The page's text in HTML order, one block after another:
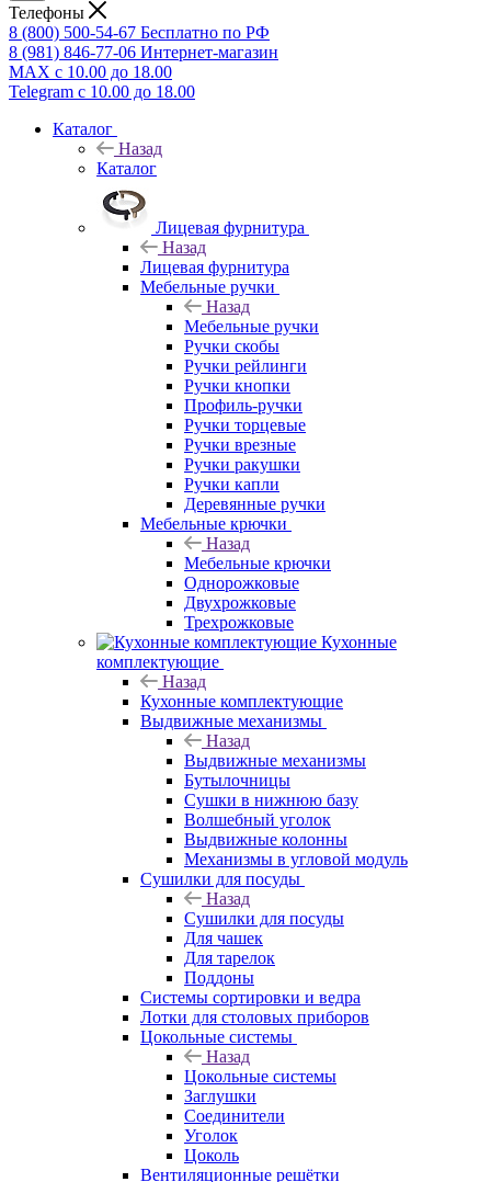
Телефоны
8 (800) 500-54-67 Бесплатно по РФ
8 (981) 846-77-06 Интернет-магазин
MAX с 10.00 до 18.00
Telegram с 10.00 до 18.00
Каталог
Назад
Каталог
Лицевая фурнитура
Назад
Лицевая фурнитура
Мебельные ручки
Назад
Мебельные ручки
Ручки скобы
Ручки рейлинги
Ручки кнопки
Профиль-ручки
Ручки торцевые
Ручки врезные
Ручки ракушки
Ручки капли
Деревянные ручки
Мебельные крючки
Назад
Мебельные крючки
Однорожковые
Двухрожковые
Трехрожковые
Кухонные
комплектующие
Назад
Кухонные комплектующие
Выдвижные механизмы
Назад
Выдвижные механизмы
Бутылочницы
Сушки в нижнюю базу
Волшебный уголок
Выдвижные колонны
Механизмы в угловой модуль
Сушилки для посуды
Назад
Сушилки для посуды
Для чашек
Для тарелок
Поддоны
Системы сортировки и ведра
Лотки для столовых приборов
Цокольные системы
Назад
Цокольные системы
Заглушки
Соединители
Уголок
Цоколь
Вентиляционные решётки